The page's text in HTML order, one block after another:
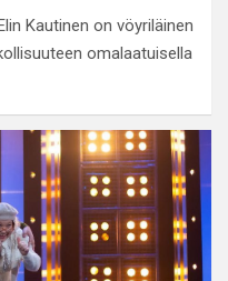
Kautinen on vöyriläinen
omalaatuisella